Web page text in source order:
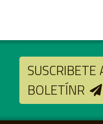
SUSCRIBETE
BOLETÍNR